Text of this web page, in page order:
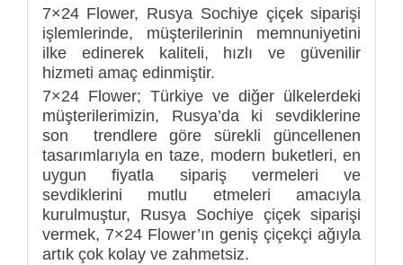
7×24 Flower, Rusya Sochiye çiçek siparişi
işlemlerinde, müşterilerinin memnuniyetini
ilke edinerek kaliteli, hızlı ve güvenilir
hizmeti amaç edinmiştir.
7×24 Flower; Türkiye ve diğer ülkelerdeki
müşterilerimizin, Rusya’da ki sevdiklerine
son trendlere göre sürekli güncellenen
tasarımlarıyla en taze, modern buketleri, en
uygun fiyatla sipariş vermeleri ve
sevdiklerini mutlu etmeleri amacıyla
kurulmuştur, Rusya Sochiye çiçek siparişi
vermek, 7×24 Flower’ın geniş çiçekçi ağıyla
artık çok kolay ve zahmetsiz.